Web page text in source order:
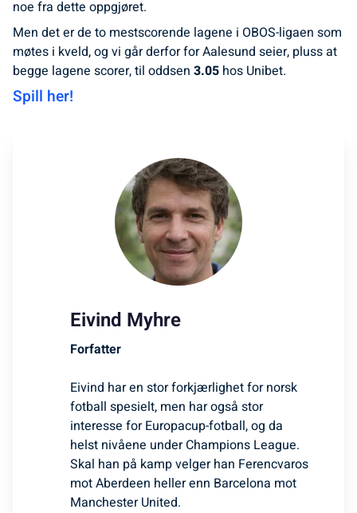
noe fra dette oppgjøret.
Men det er de to mestscorende lagene i OBOS-ligaen som
møtes i kveld, og vi går derfor for Aalesund seier, pluss at
begge lagene scorer, til oddsen 3.05 hos Unibet.
Spill her!
Eivind Myhre
Forfatter
Eivind har en stor forkjærlighet for norsk
fotball spesielt, men har også stor
interesse for Europacup-fotball, og da
helst nivåene under Champions League.
Skal han på kamp velger han Ferencvaros
mot Aberdeen heller enn Barcelona mot
Manchester United.